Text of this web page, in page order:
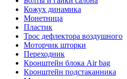
Кожух динамика
Монетница
Пластик
Трос дефлектора воздушного
Моторчик шторки
Переходник
Кронштейн блока Air bag
Кронштейн подстаканника